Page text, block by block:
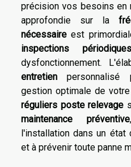
précision vos besoins en
approfondie sur la
nécessaire est
inspections périodiques
dysfonctionnement.
entretien personnalisé
gestion optimale de
réguliers poste relevage
maintenance préventive
l'installation dans un état
et à prévenir toute panne